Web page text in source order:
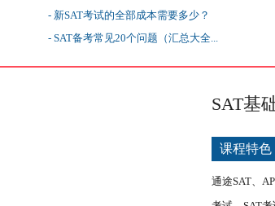
- 新SAT考试的全部成本需要多少？
- SAT备考常见20个问题（汇总大全...
SAT基
课程特色
通途SAT、